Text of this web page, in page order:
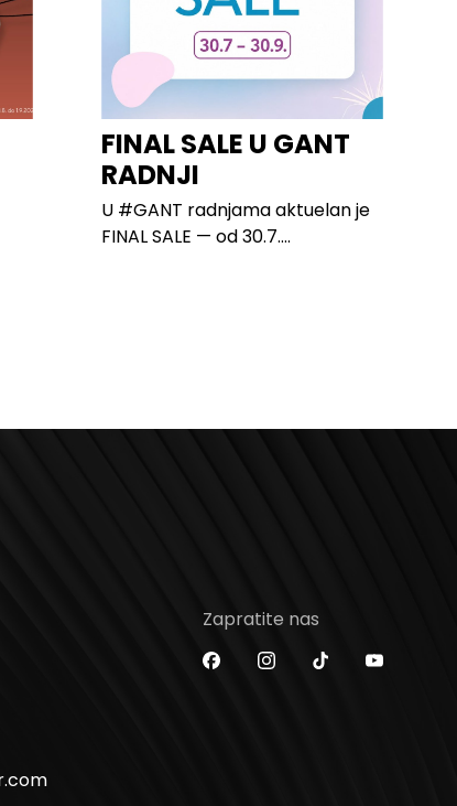
FINAL SALE U GANT
RADNJI
U #GANT radnjama aktuelan je
FINAL SALE — od 30.7....
Zapratite nas